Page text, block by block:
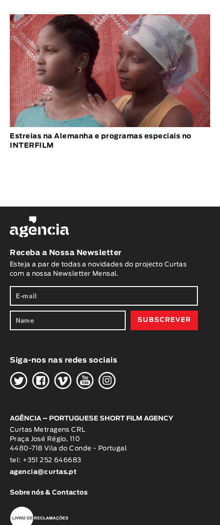
Estreias na Alemanha e programas especiais no
INTERFILM
Receba a Nossa Newsletter
Esteja a par de todas a novidades do projecto Curtas
com a nossa Newsletter Mensal.
Siga-nos nas redes sociais
HGWOK
AGÊNCIA – PORTUGUESE SHORT FILM AGENCY
Curtas Metragens CRL
Praça José Régio, 110
4480-718 Vila do Conde - Portugal
tel: +351 252 646683
agencia@curtas.pt
Sobre nós & Contactos